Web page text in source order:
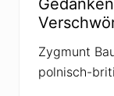
Zygmunt
polnisch-